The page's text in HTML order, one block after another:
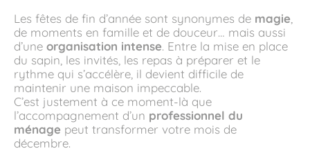
Les fêtes de fin d’année sont synonymes de magie
de moments en famille et de douceur… mais aussi
d’une organisation intense. Entre la mise en place
du sapin, les invités, les repas à préparer et le
rythme qui s’accélère, il devient difficile de
maintenir une maison impeccable.
C’est justement à ce moment-là que
l’accompagnement d’un professionnel du
ménage peut transformer votre mois de
décembre.